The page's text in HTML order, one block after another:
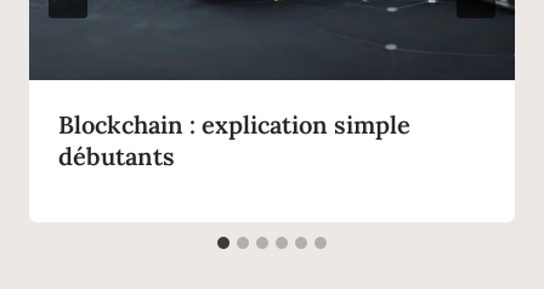
Blockchain : explication simple
débutants